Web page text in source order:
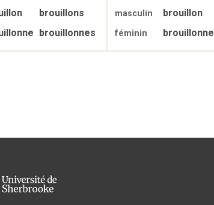
brouillons
brouillonnes
masculin
brouillon
féminin brouillonne